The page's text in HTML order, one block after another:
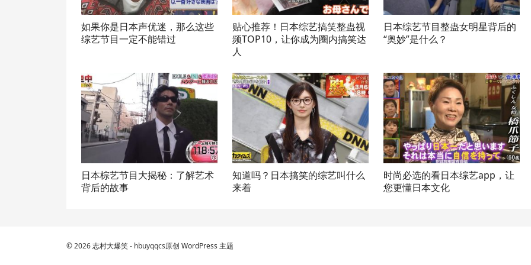
如果你是日本声优迷，那么这些
综艺节目一定不能错过
贴心推荐！日本综艺搞笑整蛊视
频TOP10，让你成为圈内搞笑达
人
日本综艺节目整蛊女明星背后的
“奥妙”是什么？
日本棕艺节目大揭秘：了解艺术
背后的故事
知道吗？日本搞笑的综艺叫什么
来着
时尚必选的看日本综艺app，让
您更懂日本文化
© 2026志村大爆笑- hbuyqqcs原创 WordPress 主题